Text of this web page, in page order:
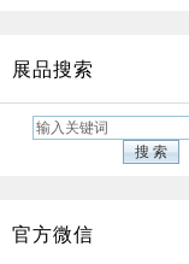
展品搜索
官方微信